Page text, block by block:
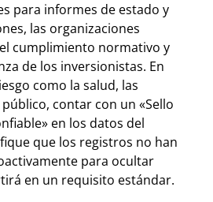
para informes de estado y
las organizaciones
cumplimiento normativo y
de los inversionistas. En
como la salud, las
contar con un «Sello
en los datos del
que los registros no han
para ocultar
en un requisito estándar.